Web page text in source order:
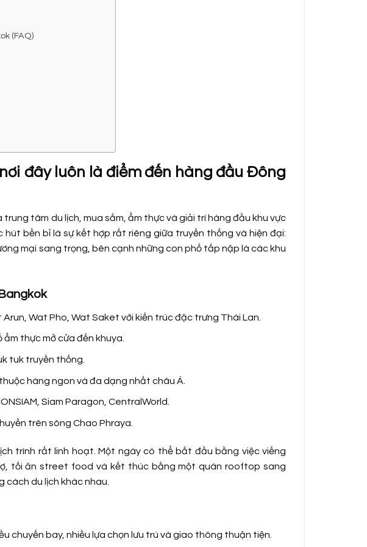
(FAQ)
đây luôn là điểm đến hàng đầu Đông
tâm du lịch, mua sắm, ẩm thực và giải trí hàng đầu khu vực
bền bỉ là sự kết hợp rất riêng giữa truyền thống và hiện đại:
mại sang trọng, bên cạnh những con phố tấp nập là các khu
Wat Pho, Wat Saket với kiến trúc đặc trưng Thái Lan.
thực mở cửa đến khuya.
tuk truyền thống.
hàng ngon và đa dạng nhất châu Á.
Siam Paragon, CentralWorld.
trên sông Chao Phraya.
trình rất linh hoạt. Một ngày có thể bắt đầu bằng việc viếng
tối ăn street food và kết thúc bằng một quán rooftop sang
cách du lịch khác nhau.
chuyến bay, nhiều lựa chọn lưu trú và giao thông thuận tiện.